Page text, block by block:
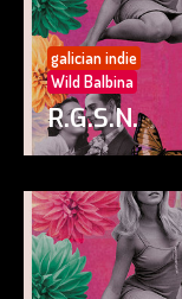
galician indie
Wild Balbina
R.G.S.N.